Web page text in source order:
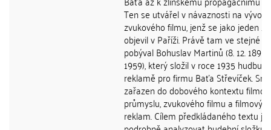
Ten se utvářel v návaznosti na vývoj
zvukového filmu, jenž se jako jeden z
objevil v Paříži. Právě tam ve stejné
pobýval Bohuslav Martinů (8. 12. 1890
1959), který složil v roce 1935 hudbu k
reklamě pro firmu Baťa Střevíček.
zařazen do dobového kontextu
průmyslu, zvukového filmu a filmových
reklam. Cílem předkládaného textu je